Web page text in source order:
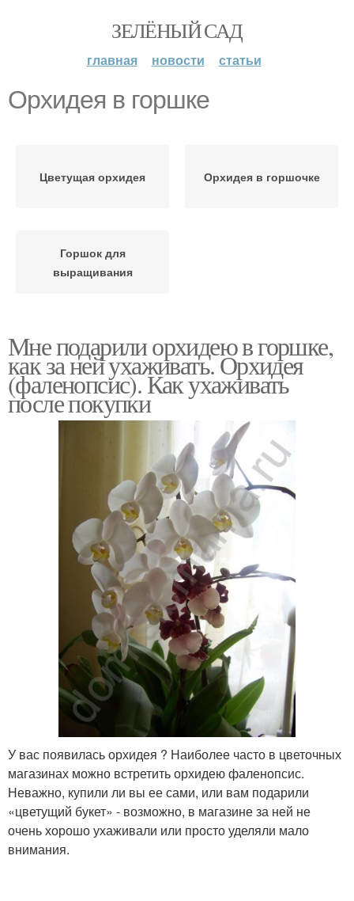
ЗЕЛЁНЫЙ САД
главная новости статьи
Орхидея в горшке
Цветущая орхидея Орхидея в горшочке
Горшок для
выращивания
Мне подарили орхидею в горшке,
как за ней ухаживать. Орхидея
(фаленопсис). Как ухаживать
после покупки
У вас появилась орхидея ? Наиболее часто в цветочных
магазинах можно встретить орхидею фаленопсис.
Неважно, купили ли вы ее сами, или вам подарили
«цветущий букет» - возможно, в магазине за ней не
очень хорошо ухаживали или просто уделяли мало
внимания.